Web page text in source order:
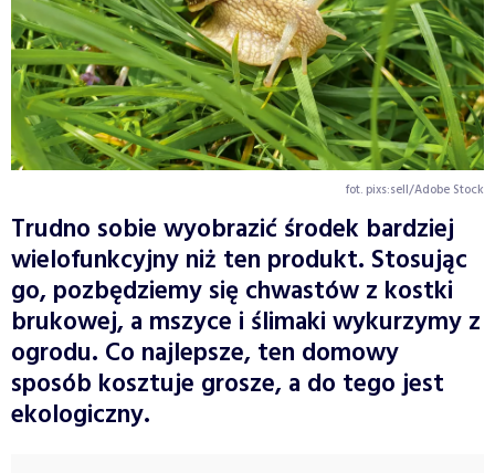
fot. pixs:sell/Adobe Stock
Trudno sobie wyobrazić środek bardziej
wielofunkcyjny niż ten produkt. Stosując
go, pozbędziemy się chwastów z kostki
brukowej, a mszyce i ślimaki wykurzymy z
ogrodu. Co najlepsze, ten domowy
sposób kosztuje grosze, a do tego jest
ekologiczny.